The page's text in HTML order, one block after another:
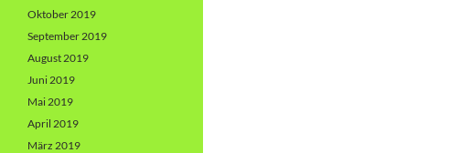
Oktober 2019
September 2019
August 2019
Juni 2019
Mai 2019
April 2019
März 2019